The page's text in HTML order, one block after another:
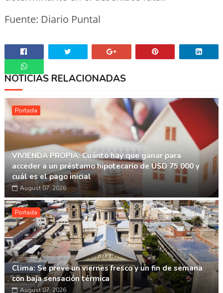
Fuente: Diario Puntal
Whatsapp
NOTICIAS RELACIONADAS
Portada
VIVIENDA PROPIA: Cuánto hay que ganar para
acceder a un préstamo hipotecario de USD 75.000 y
cuál es el pago inicial
August 07, 2026
Portada
Clima: Se prevé un viernes fresco y un fin de semana
con baja sensación térmica
August 07, 2026